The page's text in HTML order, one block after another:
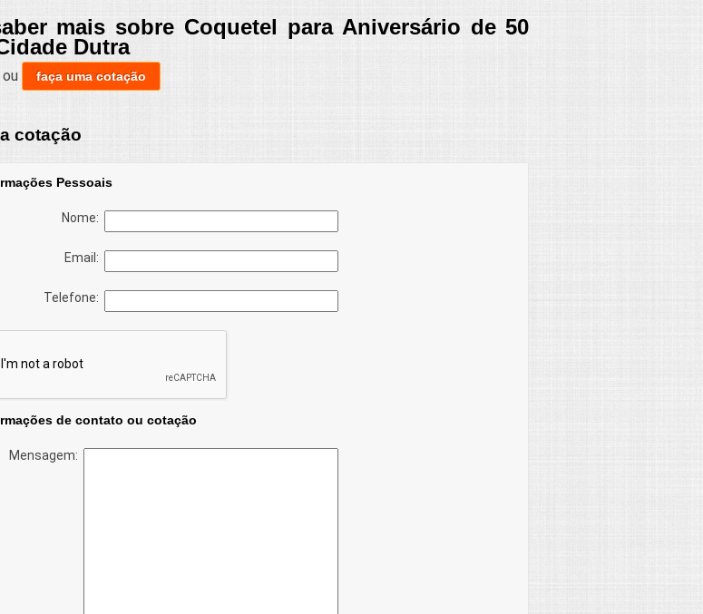
mais sobre Coquetel para Aniversário de 50
Dutra
ou faça uma cotação
cotação
Pessoais
Nome:
Email:
Telefone:
de contato ou cotação
Mensagem: